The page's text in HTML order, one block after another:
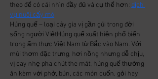
theo để có cái nhìn đầy đủ và cụ thể hơn: dịch
vụ nuôi cấy mô
Húng quế – loại cây gia vị gần gũi trong đời
sống người ViệtHúng quế xuất hiện phổ biến
trong ẩm thực Việt Nam từ Bắc vào Nam. Với
mùi thơm đặc trưng, hơi nồng nhưng dễ chịu,
vị cay nhẹ pha chút the mát, húng quế thường
ăn kèm với phở, bún, các món cuốn, gỏi hay